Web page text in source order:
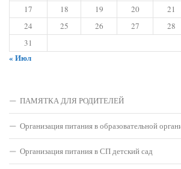
17
18 19 20 21
24
25 26 27 28
31
« Июл
ПАМЯТКА ДЛЯ РОДИТЕЛЕЙ
Организация питания в образовательной
Организация питания в СП детский сад